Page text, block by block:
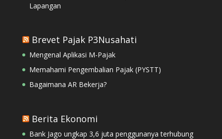
Lapangan
Brevet Pajak P3Nusahati
Mengenal Aplikasi M-Pajak
Memahami Pengembalian Pajak (PYSTT)
Bagaimana AR Bekerja?
Berita Ekonomi
Bank Jago ungkap 3,6 juta penggunanya terhubung